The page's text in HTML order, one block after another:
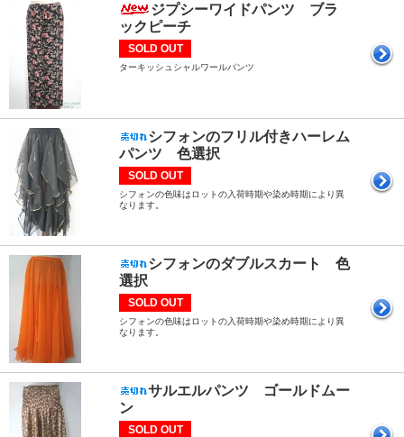
ジプシーワイドパンツ ブラ
ックピーチ
SOLD OUT
ターキッシュシャルワールパンツ
シフォンのフリル付きハーレム
パンツ 色選択
SOLD OUT
シフォンの色味はロットの入荷時期や染め時期により異
なります。
シフォンのダブルスカート 色
選択
SOLD OUT
シフォンの色味はロットの入荷時期や染め時期により異
なります。
サルエルパンツ ゴールドムー
ン
SOLD OUT